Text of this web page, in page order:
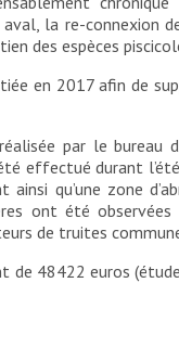
la re-connexion
des espèces
en 2017 afin de
par le bureau
effectué durant
ainsi qu’une zone
ont été
de truites
de 48422 euros